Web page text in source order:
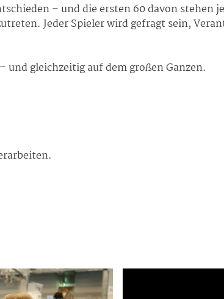
– und die ersten 60 davon stehen
Jeder Spieler wird gefragt sein,
und gleichzeitig auf dem großen Ganzen.